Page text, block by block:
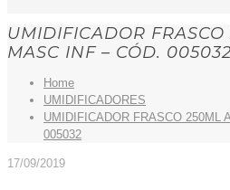
UMIDIFICADOR
MASC INF – CÓD. 005032
Home
UMIDIFICADORES
UMIDIFICADOR FRASCO 250ML
005032
17/09/2019